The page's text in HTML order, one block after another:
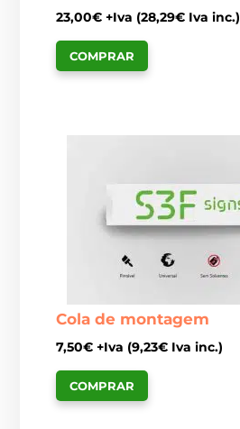
23,00€ +Iva (28,29€ Iva inc.)
COMPRAR
Cola de montagem
7,50€ +Iva (9,23€ Iva inc.)
COMPRAR